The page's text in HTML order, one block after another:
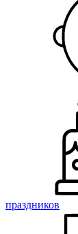
праздников